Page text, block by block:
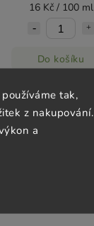
tak,
z nakupování.
a
16 Kč / 100 ml
Do košíku